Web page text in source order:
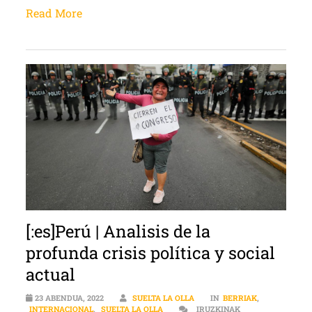
Read More
[:es]Perú | Analisis de la
profunda crisis política y social
actual
23 ABENDUA, 2022 SUELTA LA OLLA IN BERRIAK,
INTERNACIONAL, SUELTA LA OLLA IRUZKINAK